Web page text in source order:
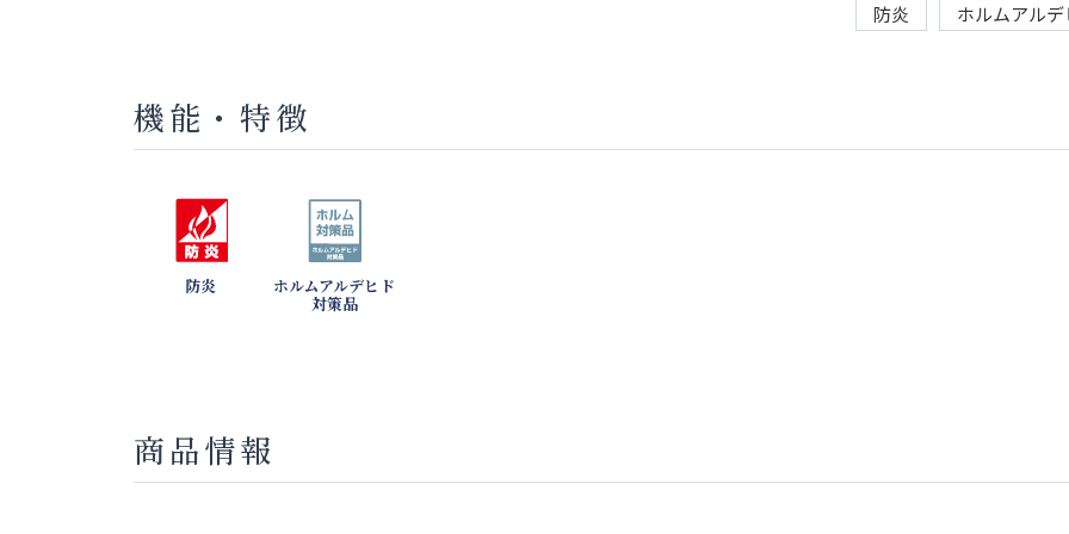
防炎 ホルムアル
機能・特徴
防炎 ホルムアルデヒド
対策品
商品情報